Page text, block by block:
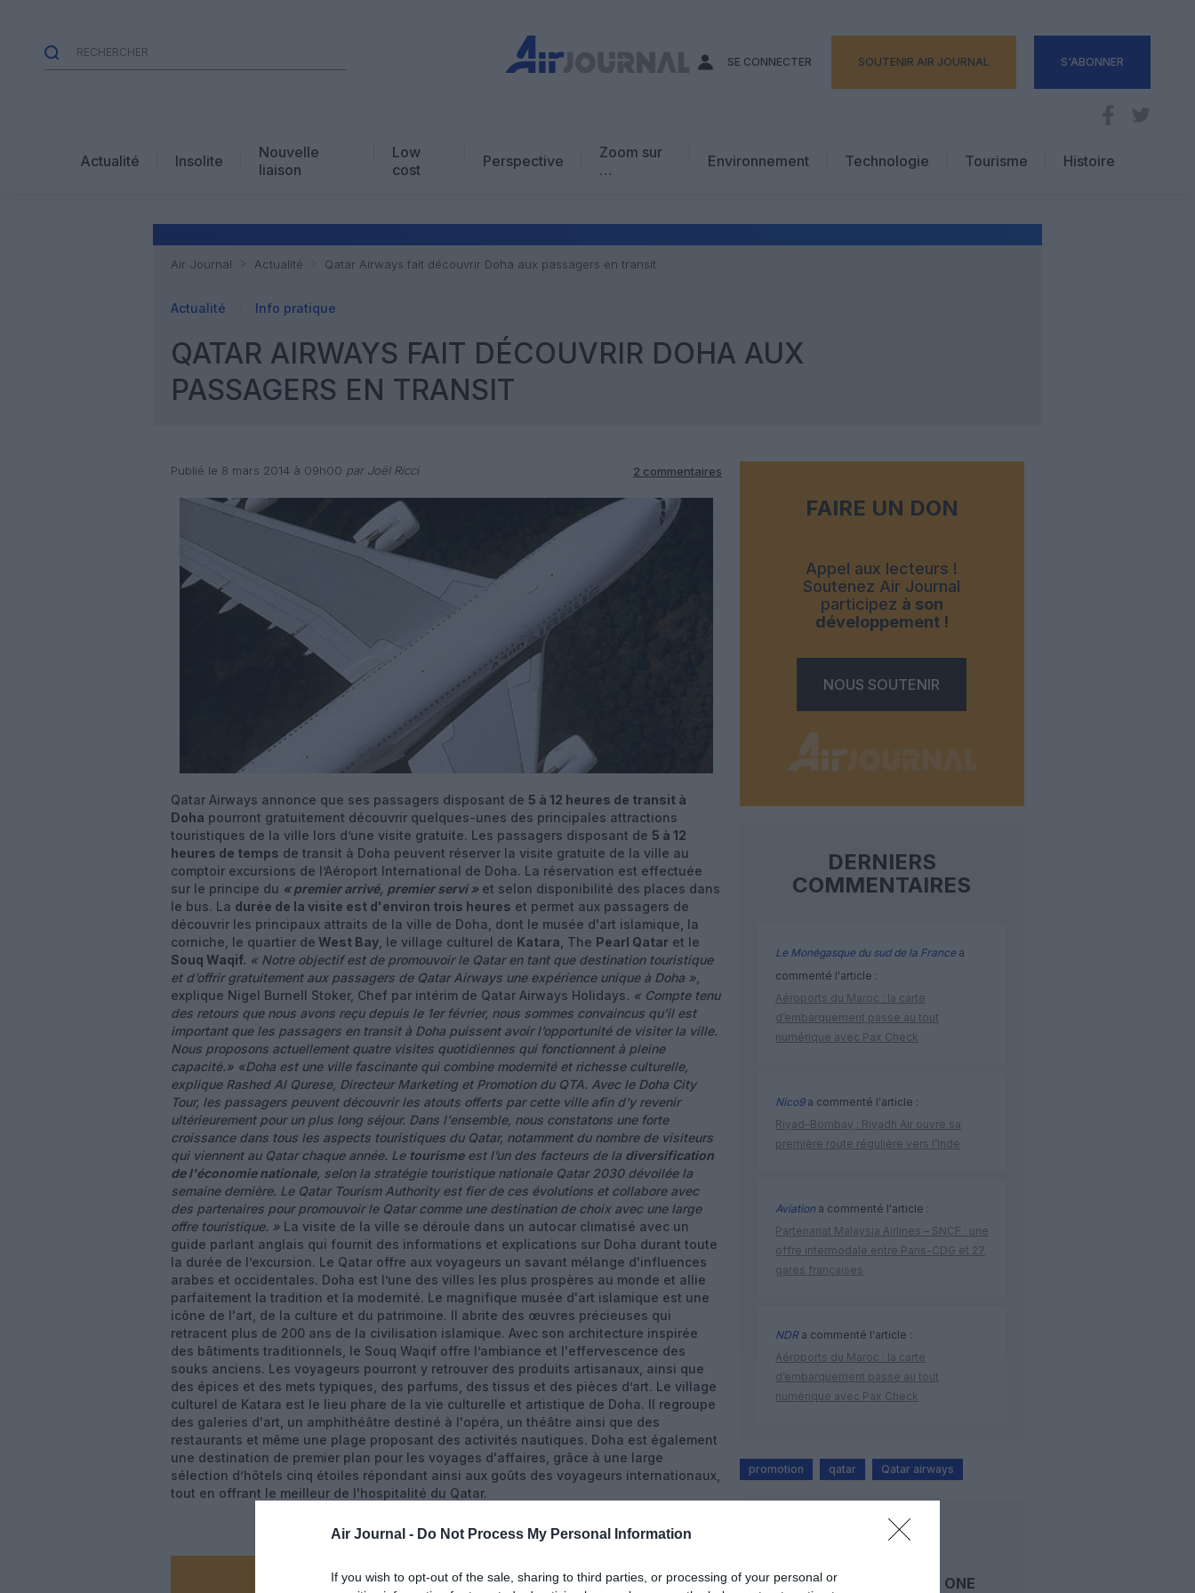
Air Journal - Do Not Process My Personal Information
If you wish to opt-out of the sale, sharing to third parties, or processing of your personal or
SE CONNECTER SOUTENIR AIR JOURNAL S'ABONNER
Actualité Insolite
Nouvelle
liaison
Low
cost
Perspective
Zoom sur
…
Avis d’expert
Environnement Technologie
Tourisme
Hôtellerie
Histoire
Air Journal Actualité Qatar Airways fait découvrir Doha aux passagers en transit
Actualité Info pratique
QATAR AIRWAYS FAIT DÉCOUVRIR DOHA AUX
PASSAGERS EN TRANSIT
Publié le 8 mars 2014 à 09h00 par Joël Ricci 2 commentaires
Qatar Airways annonce que ses passagers disposant de 5 à 12 heures de transit à
Doha pourront gratuitement découvrir quelques-unes des principales attractions
touristiques de la ville lors d’une visite gratuite. Les passagers disposant de 5 à 12
heures de temps de transit à Doha peuvent réserver la visite gratuite de la ville au
comptoir excursions de l’Aéroport International de Doha. La réservation est effectuée
sur le principe du « premier arrivé, premier servi »et selon disponibilité des places dans
le bus. La durée de la visite est d'environ trois heures et permet aux passagers de
découvrir les principaux attraits de la ville de Doha, dont le musée d'art islamique, la
corniche, le quartier de West Bay , le village culturel de Katara , The Pearl Qatar et le
Souq Waqif. « Notre objectif est de promouvoir le Qatar en tant que destination touristique
et d’offrir gratuitement aux passagers de Qatar Airways une expérience unique à Doha »
explique Nigel Burnell Stoker, Chef par intérim de Qatar Airways Holidays. « Compte tenu
des retours que nous avons reçu depuis le 1er février, nous sommes convaincus qu’il est
important que les passagers en transit à Doha puissent avoir l’opportunité de visiter la ville.
Nous proposons actuellement quatre visites quotidiennes qui fonctionnent à pleine
capacité.» «Doha est une ville fascinante qui combine modernité et richesse culturelle,
explique Rashed Al Qurese, Directeur Marketing et Promotion du QTA. Avec le Doha City
Tour, les passagers peuvent découvrir les atouts offerts par cette ville afin d'y revenir
ultérieurement pour un plus long séjour. Dans l'ensemble, nous constatons une forte
croissance dans tous les aspects touristiques du Qatar, notamment du nombre de visiteurs
qui viennent au Qatar chaque année. Le tourismeest l’un des facteurs de la diversification
de l'économie nationale, selon la stratégie touristique nationale Qatar 2030 dévoilée la
semaine dernière. Le Qatar Tourism Authority est fier de ces évolutions et collabore avec
des partenaires pour promouvoir le Qatar comme une destination de choix avec une large
offre touristique. » La visite de la ville se déroule dans un autocar climatisé avec un
guide parlant anglais qui fournit des informations et explications sur Doha durant toute
la durée de l’excursion. Le Qatar offre aux voyageurs un savant mélange d'influences
arabes et occidentales. Doha est l’une des villes les plus prospères au monde et allie
parfaitement la tradition et la modernité. Le magnifique musée d'art islamique est une
icône de l'art, de la culture et du patrimoine. Il abrite des œuvres précieuses qui
retracent plus de 200 ans de la civilisation islamique. Avec son architecture inspirée
des bâtiments traditionnels, le Souq Waqif offre l’ambiance et l'effervescence des
souks anciens. Les voyageurs pourront y retrouver des produits artisanaux, ainsi que
des épices et des mets typiques, des parfums, des tissus et des pièces d’art. Le village
culturel de Katara est le lieu phare de la vie culturelle et artistique de Doha. Il regroupe
des galeries d'art, un amphithéâtre destiné à l'opéra, un théâtre ainsi que des
restaurants et même une plage proposant des activités nautiques. Doha est également
une destination de premier plan pour les voyages d'affaires, grâce à une large
sélection d’hôtels cinq étoiles répondant ainsi aux goûts des voyageurs internationaux,
tout en offrant le meilleur de l'hospitalité du Qatar.
FAIRE UN DON
Appel aux lecteurs !
Soutenez Air Journal
participez à son
développement !
NOUS SOUTENIR
DERNIERS
COMMENTAIRES
Le Monégasque du sud de la Francea
commenté l'article :
Aéroports du Maroc : la carte
d’embarquement passe au tout
numérique avec Pax Check
Nico9a commenté l'article :
Riyad–Bombay : Riyadh Air ouvre sa
première route régulière vers l’Inde
Aviation a commenté l'article :
Partenariat Malaysia Airlines – SNCF : une
offre intermodale entre Paris-CDG et 27
gares françaises
NDRa commenté l'article :
Aéroports du Maroc : la carte
d’embarquement passe au tout
numérique avec Pax Check
promotion qatar Qatar airways
LIRE AUSSI
AIR FORCE ONE